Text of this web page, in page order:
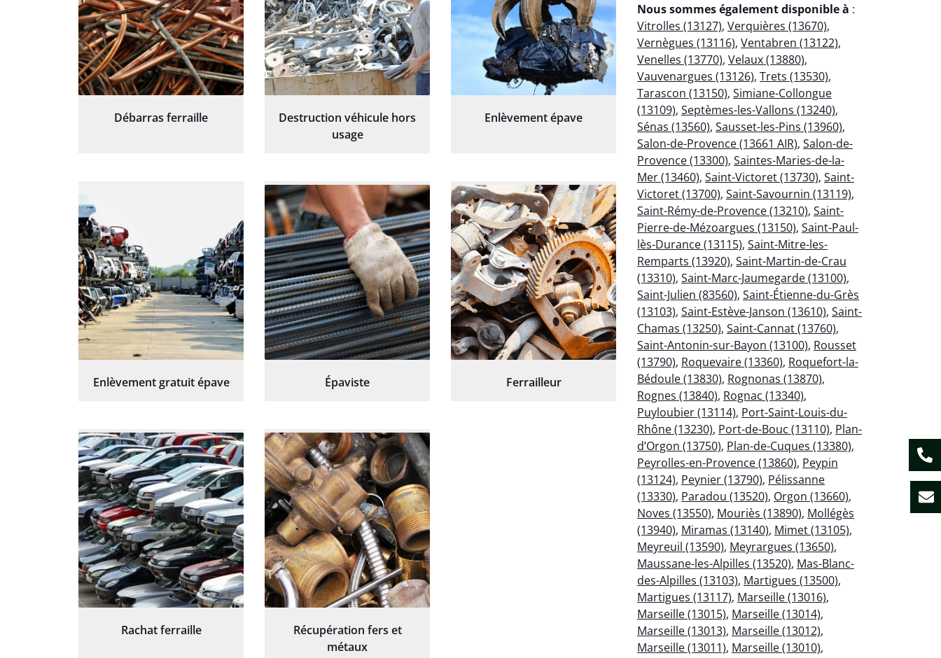
Débarras ferraille
Destruction véhicule hors
usage
Enlèvement épave
Enlèvement gratuit épave Épaviste Ferrailleur
Rachat ferraille
Récupération fers et
métaux
Nous sommes également disponible à :
Vitrolles (13127), Verquières (13670),
Vernègues (13116), Ventabren (13122),
Venelles (13770), Velaux (13880),
Vauvenargues (13126), Trets (13530),
Tarascon (13150), Simiane-Collongue
(13109), Septèmes-les-Vallons (13240),
Sénas (13560), Sausset-les-Pins (13960),
Salon-de-Provence (13661 AIR), Salon-de-
Provence (13300), Saintes-Maries-de-la-
Mer (13460), Saint-Victoret (13730), Saint-
Victoret (13700), Saint-Savournin (13119),
Saint-Rémy-de-Provence (13210), Saint-
Pierre-de-Mézoargues (13150), Saint-Paul-
lès-Durance (13115), Saint-Mitre-les-
Remparts (13920), Saint-Martin-de-Crau
(13310), Saint-Marc-Jaumegarde (13100),
Saint-Julien (83560), Saint-Étienne-du-Grès
(13103), Saint-Estève-Janson (13610), Saint-
Chamas (13250), Saint-Cannat (13760),
Saint-Antonin-sur-Bayon (13100), Rousset
(13790), Roquevaire (13360), Roquefort-la-
Bédoule (13830), Rognonas (13870),
Rognes (13840), Rognac (13340),
Puyloubier (13114), Port-Saint-Louis-du-
Rhône (13230), Port-de-Bouc (13110), Plan-
d’Orgon (13750), Plan-de-Cuques (13380),
Peyrolles-en-Provence (13860), Peypin
(13124), Peynier (13790), Pélissanne
(13330), Paradou (13520), Orgon (13660),
Noves (13550), Mouriès (13890), Mollégès
(13940), Miramas (13140), Mimet (13105),
Meyreuil (13590), Meyrargues (13650),
Maussane-les-Alpilles (13520), Mas-Blanc-
des-Alpilles (13103), Martigues (13500),
Martigues (13117), Marseille (13016),
Marseille (13015), Marseille (13014),
Marseille (13013), Marseille (13012),
Marseille (13011), Marseille (13010),